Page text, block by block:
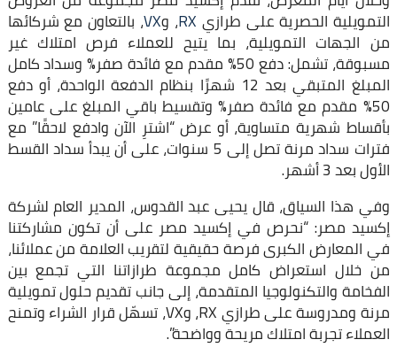
التمويلية الحصرية على طرازي RX، وVX، بالتعاون مع شركائها
من الجهات التمويلية، بما يتيح للعملاء فرص امتلاك غير
مسبوقة، تشمل: دفع 50% مقدم مع فائدة صفر% وسداد كامل
المبلغ المتبقي بعد 12 شهرًا بنظام الدفعة الواحدة، أو دفع
50% مقدم مع فائدة صفر% وتقسيط باقي المبلغ على عامين
بأقساط شهرية متساوية، أو عرض “اشترِ الآن وادفع لاحقًا” مع
فترات سداد مرنة تصل إلى 5 سنوات، على أن يبدأ سداد القسط
الأول بعد 3 أشهر.
وفي هذا السياق، قال يحيى عبد القدوس، المدير العام لشركة
إكسيد مصر: “نحرص في إكسيد مصر على أن تكون مشاركتنا
في المعارض الكبرى فرصة حقيقية لتقريب العلامة من عملائنا،
من خلال استعراض كامل مجموعة طرازاتنا التي تجمع بين
الفخامة والتكنولوجيا المتقدمة، إلى جانب تقديم حلول تمويلية
مرنة ومدروسة على طرازي RX، وVX، تسهّل قرار الشراء وتمنح
العملاء تجربة امتلاك مريحة وواضحة”.